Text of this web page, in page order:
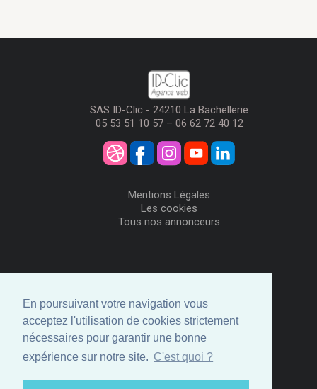
En poursuivant votre navigation vous
acceptez l'utilisation de cookies strictement
nécessaires pour garantir une bonne
expérience sur notre site. C'est quoi ?
SAS ID-Clic - 24210 La Bachellerie
05 53 51 10 57 – 06 62 72 40 12
Mentions Légales
Les cookies
Tous nos annonceurs
Me Connecter
Créer mon Compte
Annonceurs
Comment ça marche
Espace privé